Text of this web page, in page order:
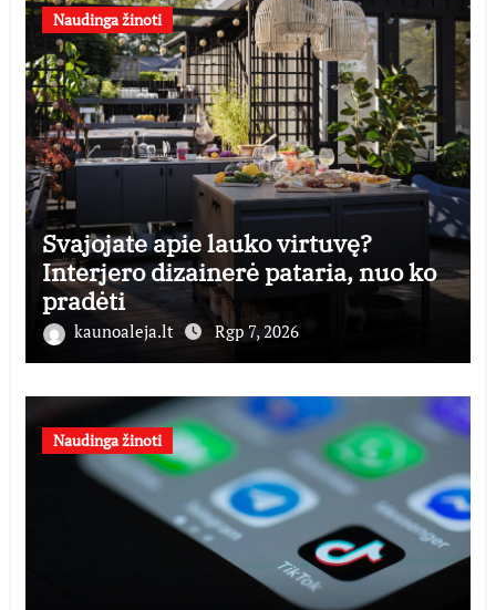
Naudinga žinoti
Svajojate apie lauko virtuvę?
Interjero dizainerė pataria, nuo ko
pradėti
kaunoaleja.lt Rgp 7, 2026
Naudinga žinoti